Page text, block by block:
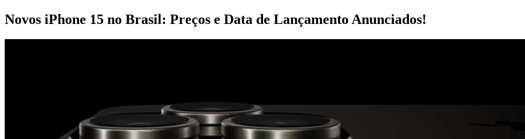
Novos iPhone 15 no Brasil: Preços e Data de Lançamento Anunciados!